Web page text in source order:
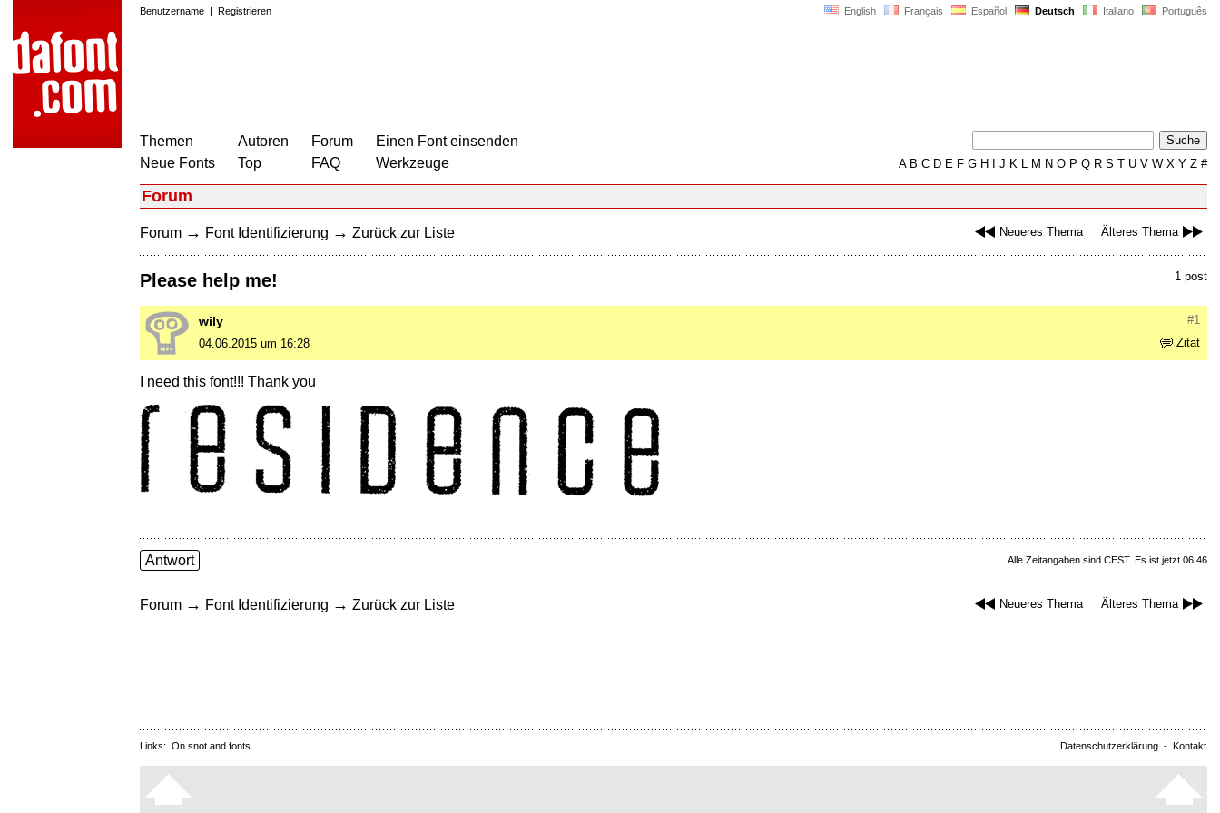
English Français Español Deutsch Italiano Português
Benutzername | Registrieren
Themen
Neue Fonts
Autoren
Top
Forum
FAQ
Einen Font einsenden
Werkzeuge
AB C D E F G H J K L M N O P Q R S T U V W X Y Z #
Forum
Neueres Thema Älteres Thema
Forum → Font Identifizierung → Zurück zur Liste
1 post
Please help me!
#1
wily
Zitat
04.06.2015 um 16:28
I need this font!!! Thank you
Alle Zeitangaben sind CEST. Es ist jetzt 06:46
Antwort
Neueres Thema Älteres Thema
Forum → Font Identifizierung → Zurück zur Liste
Datenschutzerklärung - Kontakt
Links: On snot and fonts